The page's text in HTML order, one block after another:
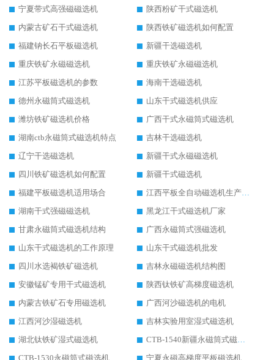
宁夏带式高强磁磁选机
陕西粉矿干式磁选机
内蒙古矿石干式磁选机
陕西铁矿磁选机如何配置
福建钠长石平板磁选机
新疆干选磁选机
重庆铁矿永磁磁选机
重庆铁矿永磁磁选机
江苏平板磁选机的参数
海南干选磁选机
德州永磁筒式磁选机
山东干式磁选机供应
潍坊铁矿磁选机价格
广西干式永磁筒式磁选机
湖南ctb永磁筒式磁选机特点
吉林干选磁选机
辽宁干选磁选机
新疆干式永磁磁选机
四川铁矿磁选机如何配置
新疆干式磁选机
福建平板磁选机适用场合
江西平板全自动磁选机生产厂家
湖南干式强磁磁选机
黑龙江干式磁选机厂家
甘肃永磁筒式磁选机结构
广西永磁筒式强磁选机
山东干式磁选机的工作原理
山东干式磁选机批发
四川水选褐铁矿磁选机
吉林永磁磁选机结构图
安徽锰矿专用干式磁选机
陕西钛铁矿高梯度磁选机
内蒙古铁矿石专用磁选机
广西河沙磁选机的电机
江西河沙湿磁选机
吉林实验用室湿式磁选机
湖北钛铁矿湿式磁选机
CTB-1540新疆永磁筒式磁选机
宁夏永磁高梯度平板磁选机